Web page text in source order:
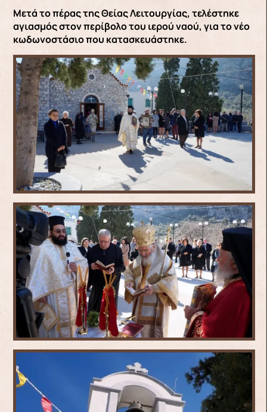
Μετά το πέρας της Θείας Λειτουργίας, τελέστηκε
αγιασμός στον περίβολο του ιερού ναού, για το νέο
κωδωνοστάσιο που κατασκευάστηκε.